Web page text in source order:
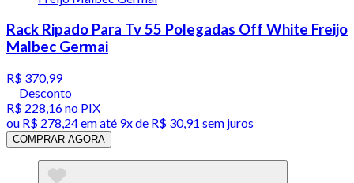
Rack Ripado Para Tv 55 Polegadas Off White Freijo
Malbec Germai
R$ 370,99
Desconto
R$ 228,16no PIX
ou R$ 278,24em até 9x de R$ 30,91 sem juros
COMPRAR AGORA